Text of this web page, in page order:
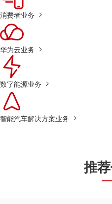
消费者业务
华为云业务
数字能源业务
智能汽车解决方案业务
推